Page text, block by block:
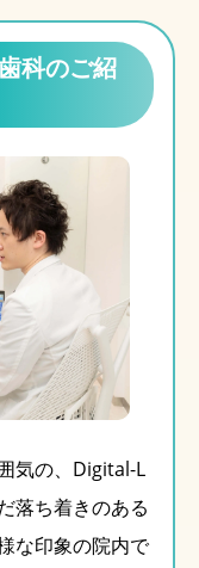
科のご紹
気の、Digital-L
落ち着きのある
な印象の院内で